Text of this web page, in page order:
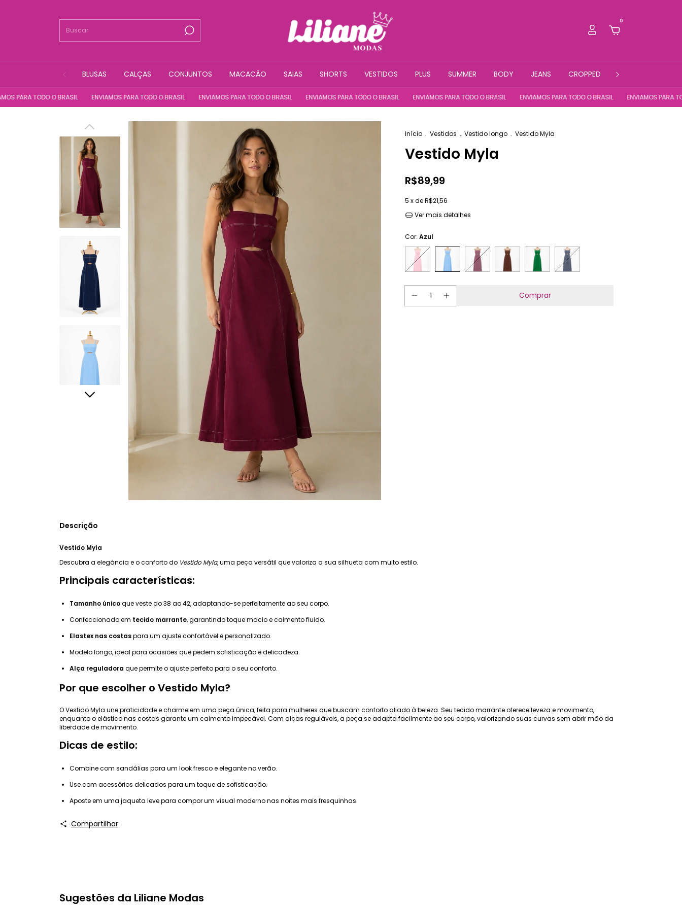
0
BLUSAS CALÇAS CONJUNTOS MACACÃO SAIAS SHORTS VESTIDOS PLUS SUMMER BODY JEANS CROPPED FITNESS
TODO O BRASIL ENVIAMOS PARA TODO O BRASIL ENVIAMOS PARA TODO O BRASIL ENVIAMOS PARA TODO O BRASIL ENVIAMOS PARA TODO O BRASIL ENVIAMOS PARA TODO O BRASIL ENVIAMOS PARA TODO O
Início . Vestidos . Vestido longo . Vestido Myla
Vestido Myla
R$89,99
5 x deR$21,56
Ver mais detalhes
Cor: Azul
Descrição
Vestido Myla
Descubra a elegância e o conforto do Vestido Myla, uma peça versátil que valoriza a sua silhueta com muito estilo.
Principais características:
Tamanho únicoque veste do 38 ao 42, adaptando-se perfeitamente ao seu corpo.
Confeccionado em tecido marrante, garantindo toque macio e caimento fluido.
Elastex nas costaspara um ajuste confortável e personalizado.
Modelo longo, ideal para ocasiões que pedem sofisticação e delicadeza.
Alça reguladora que permite o ajuste perfeito para o seu conforto.
Por que escolher o Vestido Myla?
O Vestido Myla une praticidade e charme em uma peça única, feita para mulheres que buscam conforto aliado à beleza. Seu tecido marrante oferece leveza e movimento,
enquanto o elástico nas costas garante um caimento impecável. Com alças reguláveis, a peça se adapta facilmente ao seu corpo, valorizando suas curvas sem abrir mão da
liberdade de movimento.
Dicas de estilo:
Combine com sandálias para um look fresco e elegante no verão.
Use com acessórios delicados para um toque de sofisticação.
Aposte em uma jaqueta leve para compor um visual moderno nas noites mais fresquinhas.
Compartilhar
Sugestões da Liliane Modas